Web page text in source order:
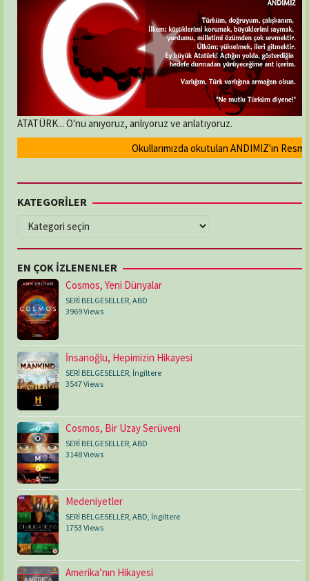
ATATÜRK... O'nu anıyoruz, anlıyoruz ve anlatıyoruz.
Okullarımızda okutulan ANDIMIZ'ın Resmi
KATEGORİLER
KATEGORİLER
EN ÇOK İZLENENLER
Cosmos, Yeni Dünyalar
SERİ BELGESELLER ABD
3969 Views
İnsanoğlu, Hepimizin Hikayesi
SERİ BELGESELLER İngiltere
3547 Views
Cosmos, Bir Uzay Serüveni
SERİ BELGESELLER, ABD
3148 Views
Medeniyetler
SERİ BELGESELLER, ABD, İngiltere
1753 Views
Amerika’nın Hikayesi